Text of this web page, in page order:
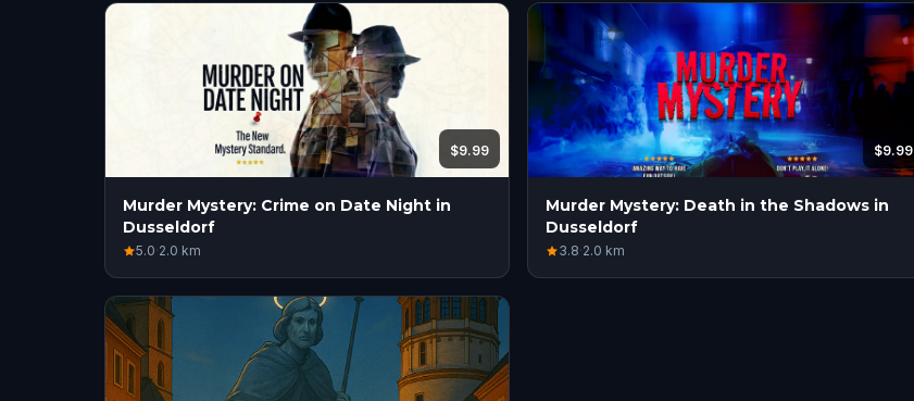
$9.99
Murder Mystery: Crime on Date Night in
Dusseldorf
5.0·2.0 km
$9.99
Murder Mystery: Death in the Shadows in
Dusseldorf
3.8·2.0 km